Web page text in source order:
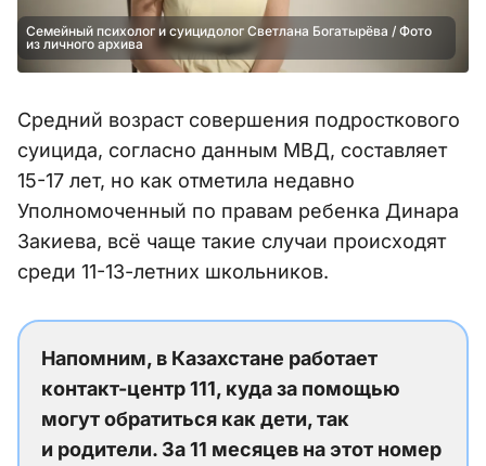
Семейный психолог и суицидолог Светлана Богатырёва / Фото
из личного архива
Средний возраст совершения подросткового
суицида, согласно данным МВД, составляет
15-17 лет, но как отметила недавно
Уполномоченный по правам ребенка Динара
Закиева, всё чаще такие случаи происходят
среди 11-13-летних школьников.
Напомним, в Казахстане работает
контакт-центр 111, куда за помощью
могут обратиться как дети, так
и родители. За 11 месяцев на этот номер